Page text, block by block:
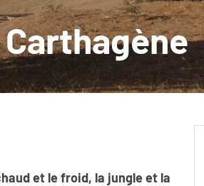
et le froid, la jungle et la